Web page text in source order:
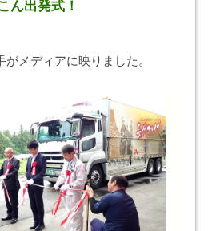
ん出発式！
メディアに映りました。